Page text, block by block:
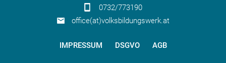
0732/773190
office(at)volksbildungswerk.at
IMPRESSUM DSGVO AGB